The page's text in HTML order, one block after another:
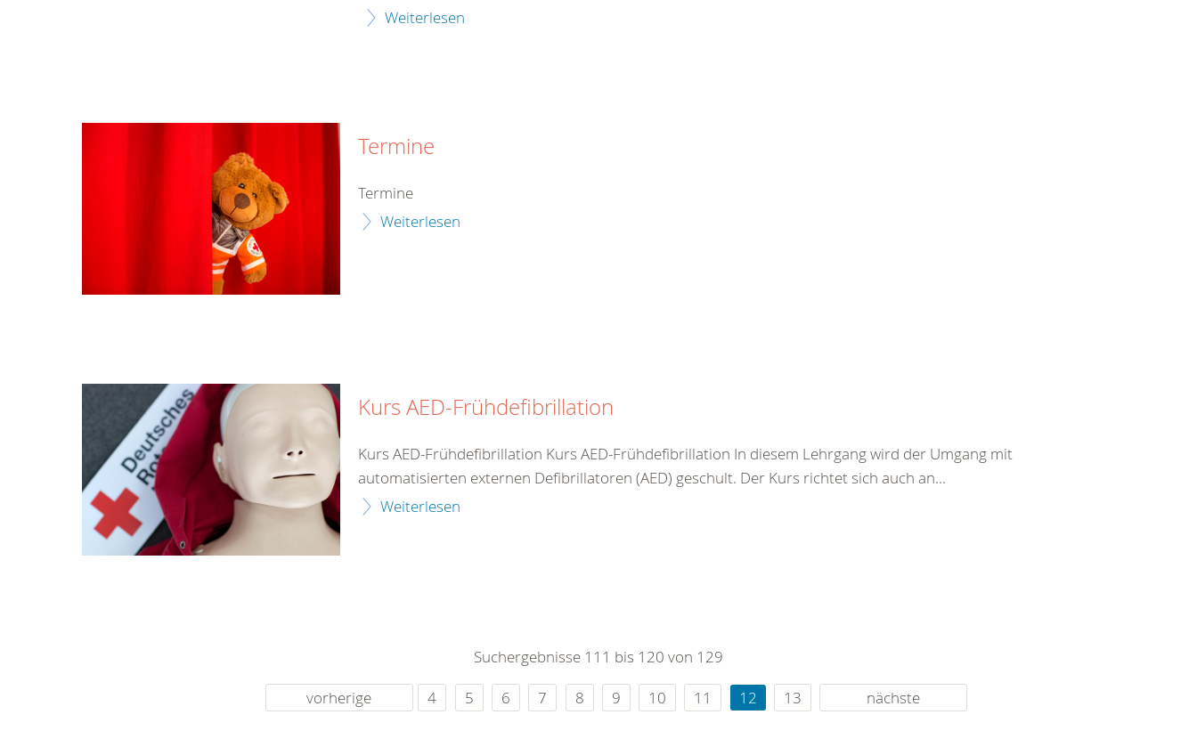
Weiterlesen
Termine
Termine
Weiterlesen
Kurs AED-Frühdefibrillation
Kurs AED-Frühdefibrillation Kurs AED-Frühdefibrillation In diesem Lehrgang wird der Umgang mit
automatisierten externen Defibrillatoren (AED) geschult. Der Kurs richtet sich auch an...
Weiterlesen
Suchergebnisse 111 bis 120 von 129
vorherige
4 5 6 7 8 9 10 11 12 13 nächste